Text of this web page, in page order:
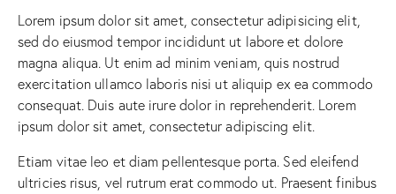
Lorem ipsum dolor sit amet, consectetur adipisicing elit,
sed do eiusmod tempor incididunt ut labore et dolore
magna aliqua. Ut enim ad minim veniam, quis nostrud
exercitation ullamco laboris nisi ut aliquip ex ea commodo
consequat. Duis aute irure dolor in reprehenderit. Lorem
ipsum dolor sit amet, consectetur adipiscing elit.
Etiam vitae leo et diam pellentesque porta. Sed eleifend
ultricies risus, vel rutrum erat commodo ut. Praesent finibus